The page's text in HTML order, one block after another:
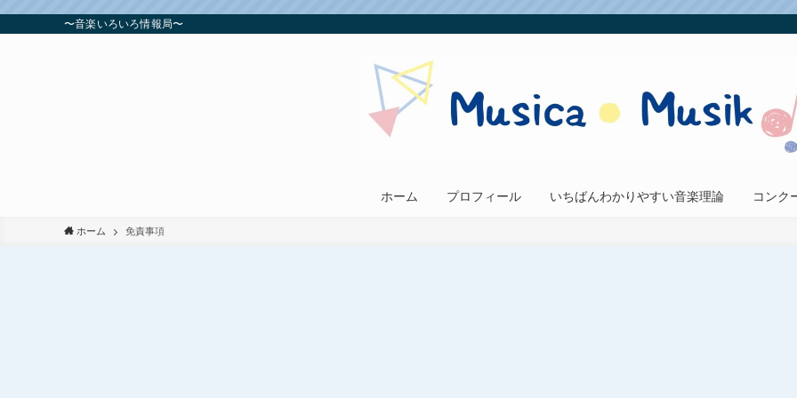
〜音楽いろいろ情報局〜
ホーム プロフィール いちばんわかりやすい音楽理論 コンク
ホーム 免責事項